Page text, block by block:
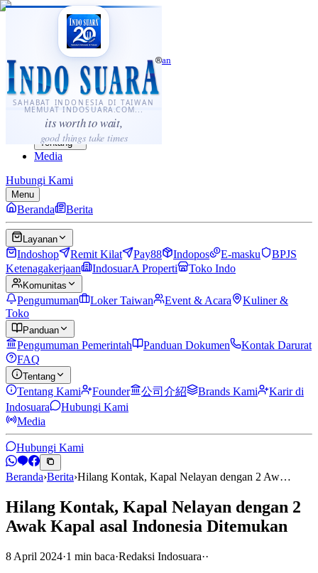
SAHABAT INDONESIA DI TAIWAN
MEMUAT INDOSUARA.COM...
its worth to wait,
good things take times
·...
⌘K
Sahabat Indonesia di Taiwan
Berita
Layanan
Komunitas
Panduan
Tentang
Media
Hubungi Kami
Menu
Beranda Berita
Layanan
Indoshop Remit Kilat Pay88 Indopos E-masku
BPJS
Ketenagakerjaan
IndosuarA Properti Toko Indo
Komunitas
Pengumuman Loker Taiwan Event & Acara
Kuliner &
Toko
Panduan
Pengumuman Pemerintah Panduan Dokumen
Kontak Darurat
FAQ
Tentang
Tentang Kami Founder 公司介紹 Brands Kami
Karir di
Indosuara
Hubungi Kami
Media
Hubungi Kami
Beranda›Berita›Hilang Kontak, Kapal Nelayan dengan 2 Aw…
Hilang Kontak, Kapal Nelayan dengan 2
Awak Kapal asal Indonesia Ditemukan
8 April 2024·1 min baca·Redaksi Indosuara··